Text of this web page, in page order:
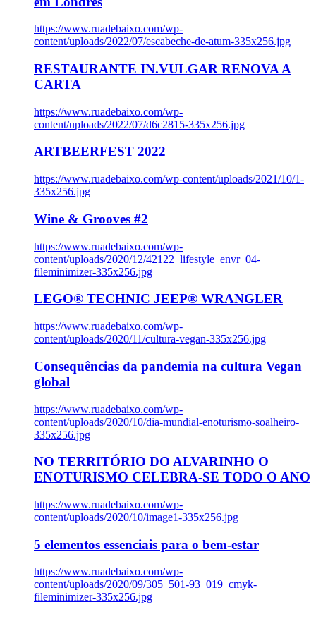
https://www.ruadebaixo.com/wp-
content/uploads/2022/07/escabeche-de-atum-335x256.jpg
RESTAURANTE IN.VULGAR RENOVA A
CARTA
https://www.ruadebaixo.com/wp-
content/uploads/2022/07/d6c2815-335x256.jpg
ARTBEERFEST 2022
https://www.ruadebaixo.com/wp-content/uploads/2021/10/1-
335x256.jpg
Wine & Grooves #2
https://www.ruadebaixo.com/wp-
content/uploads/2020/12/42122_lifestyle_envr_04-
fileminimizer-335x256.jpg
LEGO® TECHNIC JEEP® WRANGLER
https://www.ruadebaixo.com/wp-
content/uploads/2020/11/cultura-vegan-335x256.jpg
Consequências da pandemia na cultura Vegan
global
https://www.ruadebaixo.com/wp-
content/uploads/2020/10/dia-mundial-enoturismo-soalheiro-
335x256.jpg
NO TERRITÓRIO DO ALVARINHO O
ENOTURISMO CELEBRA-SE TODO O ANO
https://www.ruadebaixo.com/wp-
content/uploads/2020/10/image1-335x256.jpg
5 elementos essenciais para o bem-estar
https://www.ruadebaixo.com/wp-
content/uploads/2020/09/305_501-93_019_cmyk-
fileminimizer-335x256.jpg